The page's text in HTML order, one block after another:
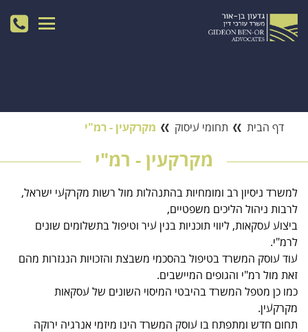
דף הבית תחומי עיסוק מקרקעין - רמ"י
מקרקעין - רמ"י
למשרד ניסיון רב ומומחיות בהתנהלות מול רשות מקרקעי ישראל,
לרבות ניהול הליכים משפטיים,
ביצוע עסקאות, ליווי תוכניות בנין עיר וטיפול בתשלומים שונים
לרמ"י.
עוד עוסק המשרד בטיפול בהסכמי משבצת והזכויות הנגזרות מהם
זאת מול רמ"י והגופים המיישבים.
כמו כן מטפל המשרד בהיבטי המיסוי השונים של עסקאות
מקרקעין.
תחום חדש ומתפתח בו עוסק המשרד הינו מיזמי אנרגיה ירוקה